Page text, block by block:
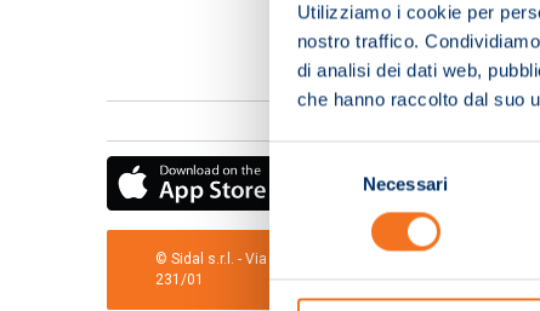
Utilizziamo i cookie per
nostro traffico.
di analisi dei dati web,
che hanno raccolto dal suo
Selezione
consenso
Necessari
© Sidal s.r.l. - Via S.Agostino,50, 51100 Pistoia -
231/01